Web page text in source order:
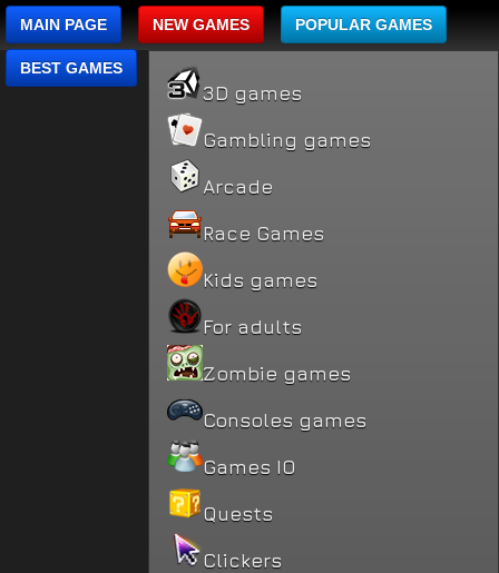
MAIN PAGE NEW GAMES POPULAR GAMES
BEST GAMES
3D games
Gambling games
Arcade
Race Games
Kids games
For adults
Zombie games
Consoles games
Games IO
Quests
Clickers